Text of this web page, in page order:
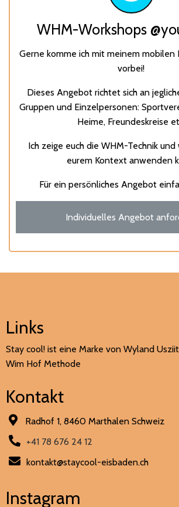
WHM-Workshops
Gerne komme ich mit meinem mobilen
vorbei!
Dieses Angebot richtet sich an
Gruppen und Einzelpersonen:
Heime, Freundeskreise
Ich zeige euch die WHM-Technik und
eurem Kontext anwenden
Für ein persönliches Angebot
Individuelles Angebot
Links
Stay cool! ist eine Marke von Wyland
Wim Hof Methode
Kontakt
Radhof 1, 8460 Marthalen Schweiz
+41 78 676 24 12
kontakt@staycool-eisbaden.ch
Instagram